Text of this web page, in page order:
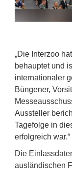
„Die Interzoo
behauptet und
internationaler
Büngener,
Aussteller
Tagefolge in
erfolgreich war.“
Die
ausländischen